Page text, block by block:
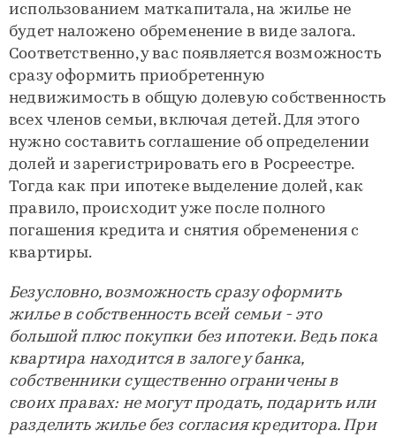
использованием маткапитала, на жилье не
будет наложено обременение в виде залога.
Соответственно, у вас появляется возможность
сразу оформить приобретенную
недвижимость в общую долевую собственность
всех членов семьи, включая детей. Для этого
нужно составить соглашение об определении
долей и зарегистрировать его в Росреестре.
Тогда как при ипотеке выделение долей, как
правило, происходит уже после полного
погашения кредита и снятия обременения с
квартиры.
Безусловно, возможность сразу оформить
жилье в собственность всей семьи - это
большой плюс покупки без ипотеки. Ведь пока
квартира находится в залоге у банка,
собственники существенно ограничены в
своих правах: не могут продать, подарить или
разделить жилье без согласия кредитора. При